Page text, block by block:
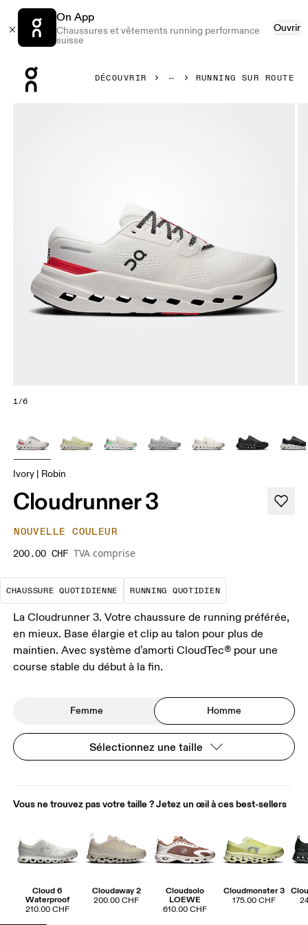
On App
Chaussures et vêtements running performance
suisse
Ouvrir
DÉCOUVRIR RUNNING SUR ROUTE
1/6
Ivory | Robin
Cloudrunner 3
NOUVELLE COULEUR
200.00 CHF TVA comprise
CHAUSSURE QUOTIDIENNE
Le choix incontournable pour le
RUNNING QUOTIDIEN
Les runs
La Cloudrunner 3. Votre chaussure de running préférée,
en mieux. Base élargie et clip au talon pour plus de
maintien. Avec système d’amorti CloudTec® pour une
course stable du début à la fin.
Femme Homme
Sélectionnez une taille
Vous ne trouvez pas votre taille ? Jetez un œil à ces best-sellers
Cloud 6
Waterproof
210.00 CHF
Cloudaway 2
200.00 CHF
Cloudsolo
LOEWE
610.00 CHF
Cloudmonster 3
175.00 CHF